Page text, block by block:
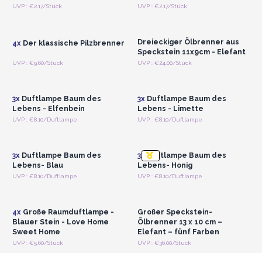
UVP : €2.17/Stück UVP : €2.17/Stück
Anmelden oder
4xDer klassische Pilzbrenner
UVP : €9.60/Stuck
Anmelden oder
Dreieckiger Ölbrenner aus
Speckstein 11x9cm - Elefant
UVP : €24.00/Stück
Anmelden oder
3xDuftlampe Baum des
Lebens - Elfenbein
UVP : €8.10/Duftlampe
Anmelden oder
3xDuftlampe Baum des
Lebens - Limette
UVP : €8.10/Duftlampe
Anmelden oder
3xDuftlampe Baum des
Lebens- Blau
UVP : €8.10/Duftlampe
Anmelden oder
3x Duftlampe Baum des
Lebens- Honig
UVP : €8.10/Duftlampe
Anmelden oder
4xGroße Raumduftlampe -
Blauer Stein - Love Home
Sweet Home
UVP : €5.60/Stück
Anmelden oder
Großer Speckstein-
Ölbrenner 13 x 10 cm –
Elefant – fünf Farben
UVP : €36.00/Stuck
Anmelden oder
Anmelden oder